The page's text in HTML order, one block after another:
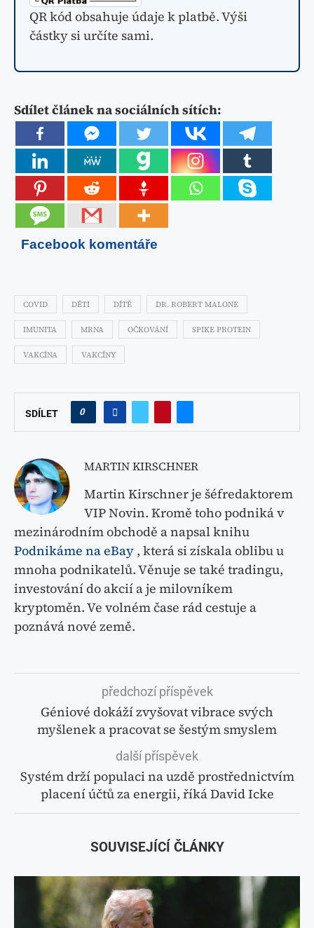
QR kód obsahuje údaje k platbě. Výši
částky si určíte sami.
Sdílet článek na sociálních sítích:
Facebook komentáře
COVID DĚTI DÍTĚ DR. ROBERT MALONE
IMUNITA MRNA OČKOVÁNÍ SPIKE PROTEIN
VAKCÍNA VAKCÍNY
SDÍLET 0
MARTIN KIRSCHNER
Martin Kirschner je šéfredaktorem
VIP Novin. Kromě toho podniká v
mezinárodním obchodě a napsal knihu
Podnikáme na eBay , která si získala oblibu u
mnoha podnikatelů. Věnuje se také tradingu,
investování do akcií a je milovníkem
kryptoměn. Ve volném čase rád cestuje a
poznává nové země.
předchozí příspěvek
Géniové dokáží zvyšovat vibrace svých
myšlenek a pracovat se šestým smyslem
další příspěvek
Systém drží populaci na uzdě prostřednictvím
placení účtů za energii, říká David Icke
SOUVISEJÍCÍ ČLÁNKY